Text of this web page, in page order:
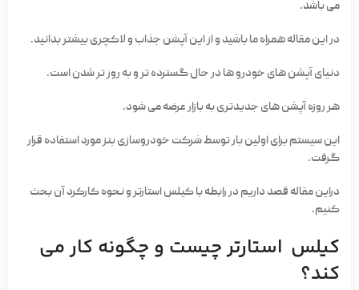
می باشد.
در این مقاله همراه ما باشید و از این آپشن جذاب و لاکچری بیشتر بدانید.
دنیای آپشن های خودرو ها در حال گسترده تر و به روز تر شدن است.
هر روزه آپشن های جدیدتری به بازار عرضه می شود.
این سیستم برای اولین بار توسط شرکت خودروسازی بنز مورد استفاده قرار
گرفت.
دراین مقاله قصد داریم در رابطه با کیلس استارتر و نحوه کارکرد آن بحث
کنیم.
کیلس استارتر چیست و چگونه کار می
کند؟